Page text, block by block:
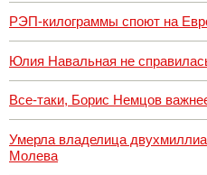
РЭП-килограммы споют на
Юлия Навальная не
Все-таки, Борис Немцов
Умерла владелица
Молева